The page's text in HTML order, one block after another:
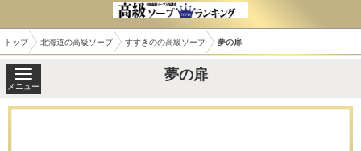
トップ 北海道の高級ソープ すすきのの高級ソープ 夢の扉
メニュー
夢の扉